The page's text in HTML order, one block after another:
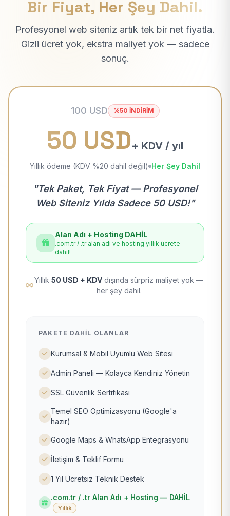
Bir Fiyat, Her Şey Dahil.
Profesyonel web siteniz artık tek bir net fiyatla.
Gizli ücret yok, ekstra maliyet yok — sadece
sonuç.
100 USD %50 İNDİRİM
50 USD+ KDV / yıl
Yıllık ödeme (KDV %20 dahil değil) Her Şey Dahil
"Tek Paket, Tek Fiyat — Profesyonel
Web Siteniz Yılda Sadece 50 USD!"
Alan Adı + Hosting DAHİL
.com.tr / .tr alan adı ve hosting yıllık ücrete
dahil!
Yıllık 50 USD + KDV dışında sürpriz maliyet yok —
her şey dahil.
PAKETE DAHIL OLANLAR
Kurumsal & Mobil Uyumlu Web Sitesi
Admin Paneli — Kolayca Kendiniz Yönetin
SSL Güvenlik Sertifikası
Temel SEO Optimizasyonu (Google'a
hazır)
Google Maps & WhatsApp Entegrasyonu
İletişim & Teklif Formu
1 Yıl Ücretsiz Teknik Destek
.com.tr / .tr Alan Adı + Hosting — DAHİL
Yıllık